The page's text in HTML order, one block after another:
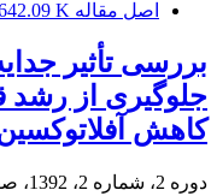
اصل مقاله K
بررسی تأثیر
کاهش
دوره 2، شماره 2، 1392، صفحه